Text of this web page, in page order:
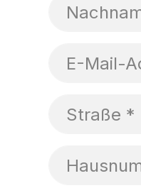
E-Mail-
Straße *